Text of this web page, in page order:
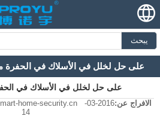
يبحث
على حل لخلل في الأسلاك في الحفرة
على حل لخلل في الأسلاك في
home-security.cn الافراج عن:
2016-03-
14